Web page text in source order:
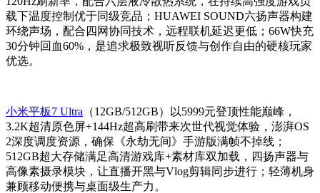
载下温度控制优于同级竞品；HUAWEI SOUND六扬声器构建
环绕声场，配合四网协同技术，远程联机延迟更低；66W快充
30分钟回血60%，是追求极致视听反馈与创作自由的硬核玩家
优选。
小米平板7 Ultra （12GB/512GB）以5999元登顶性能巅峰，
3.2K超清原色屏+144Hz超高刷带来次世代视觉体验，澎湃OS
2深度调度资源，确保《永劫无间》手游版满帧不掉线；
512GB超大存储满足高清游戏库+素材库双加载，四扬声器与
高像素摄录模块，让直播开黑与Vlog剪辑同步进行；轻薄机身
兼顾移动便携与桌面级生产力。